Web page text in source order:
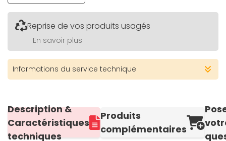
Reprise de vos produits usagés
En savoir plus
Informations du service technique
Description &
Caractéristiques
techniques
Produits
complémentaires